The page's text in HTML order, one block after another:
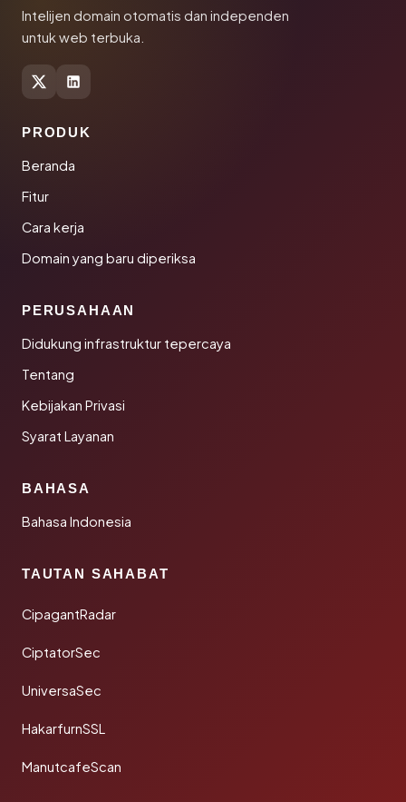
Intelijen domain otomatis dan independen
untuk web terbuka.
PRODUK
Beranda
Fitur
Cara kerja
Domain yang baru diperiksa
PERUSAHAAN
Didukung infrastruktur tepercaya
Tentang
Kebijakan Privasi
Syarat Layanan
BAHASA
Bahasa Indonesia
TAUTAN SAHABAT
CipagantRadar
CiptatorSec
UniversaSec
HakarfurnSSL
ManutcafeScan